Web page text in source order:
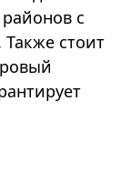
с
стоит